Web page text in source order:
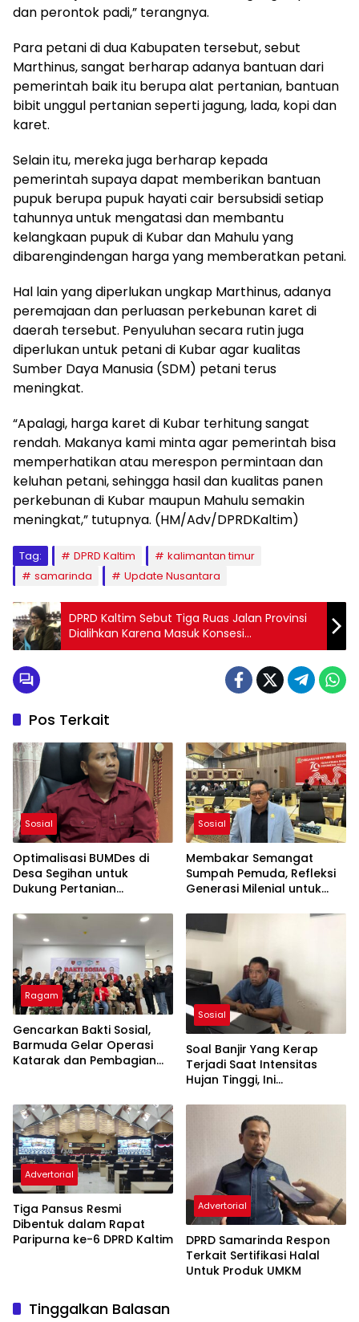
dan perontok padi,” terangnya.
Para petani di dua Kabupaten tersebut, sebut
Marthinus, sangat berharap adanya bantuan dari
pemerintah baik itu berupa alat pertanian, bantuan
bibit unggul pertanian seperti jagung, lada, kopi dan
karet.
Selain itu, mereka juga berharap kepada
pemerintah supaya dapat memberikan bantuan
pupuk berupa pupuk hayati cair bersubsidi setiap
tahunnya untuk mengatasi dan membantu
kelangkaan pupuk di Kubar dan Mahulu yang
dibarengindengan harga yang memberatkan petani.
Hal lain yang diperlukan ungkap Marthinus, adanya
peremajaan dan perluasan perkebunan karet di
daerah tersebut. Penyuluhan secara rutin juga
diperlukan untuk petani di Kubar agar kualitas
Sumber Daya Manusia (SDM) petani terus
meningkat.
“Apalagi, harga karet di Kubar terhitung sangat
rendah. Makanya kami minta agar pemerintah bisa
memperhatikan atau merespon permintaan dan
keluhan petani, sehingga hasil dan kualitas panen
perkebunan di Kubar maupun Mahulu semakin
meningkat,” tutupnya. (HM/Adv/DPRDKaltim)
Tag: DPRD Kaltim
kalimantan timur
samarinda
Update Nusantara
DPRD Kaltim Sebut Tiga Ruas Jalan Provinsi
Dialihkan Karena Masuk Konsesi
Pertambangan
Pos Terkait
Sosial
Optimalisasi BUMDes di
Desa Segihan untuk
Dukung Pertanian
Sosial
Membakar Semangat
Sumpah Pemuda, Refleksi
Generasi Milenial untuk
Ragam
Gencarkan Bakti Sosial,
Barmuda Gelar Operasi
Katarak dan Pembagian
Sosial
Soal Banjir Yang Kerap
Terjadi Saat Intensitas
Hujan Tinggi, Ini
Advertorial
Tiga Pansus Resmi
Dibentuk dalam Rapat
Paripurna ke-6 DPRD Kaltim
Advertorial
DPRD Samarinda Respon
Terkait Sertifikasi Halal
Untuk Produk UMKM
Tinggalkan Balasan